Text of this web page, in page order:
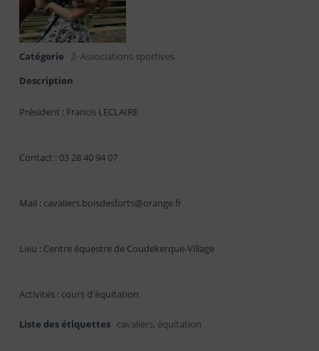
Catégorie
2- Associations sportives
Description
Président : Francis LECLAIRE
Contact : 03 28 40 94 07
Mail : cavaliers.boisdesforts@orange.fr
Lieu : Centre équestre de Coudekerque-Village
Activités : cours d'équitation
Liste des étiquettes cavaliers, équitation